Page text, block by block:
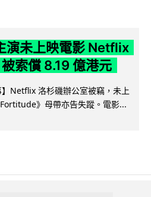
演未上映電影 Netflix
索償 8.19 億港元
】Netflix 洛杉磯辦公室被竊，未上
》母帶亦告失蹤。電影...